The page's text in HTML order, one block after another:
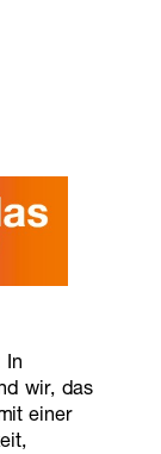
In
wir, das
einer